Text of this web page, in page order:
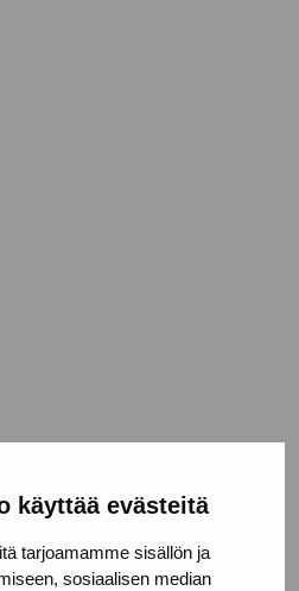
käyttää evästeitä
tarjoamamme sisällön ja
sosiaalisen median